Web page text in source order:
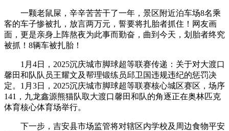
一颗老鼠屎，辛辛苦苦干了一年，景区附近泊车场8名乘
客的车子惨被扎，放言两万元，誓要将扎胎者抓住！网友画
面，更是亲身上阵熬夜为此事而勤奋，曲到今天，划胎者终究
被抓！8辆车被扎胎！
1月4日，2025沉庆城市脚球超等联赛传递：关于对大渡口
馨田和队队员王耀文及帮理锻练员邱卫国违规违纪的惩罚决
定。1月3日，2025沉庆城市脚球超等联赛核心城区赛区，场序
141，九龙鑫源熊猫队取大渡口馨田和队的角逐正在奥林匹克
体育核心体育场举行。
下一步，吉安县市场监管将对辖区内学校及周边食物平安